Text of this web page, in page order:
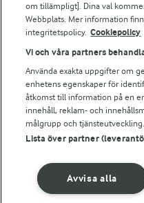
Följ oss
© 2026 Arla Foods
Integritetspolicy
om tillämpligt]. Dina val
Webbplats. Mer information
integritetspolicy. Cookiepolicy
Vi och våra partners
Använda exakta uppgifter om
enhetens egenskaper för
åtkomst till information på en
innehåll, reklam- och
målgrupp och tjänsteutveckling.
Lista över partner
Avvisa alla